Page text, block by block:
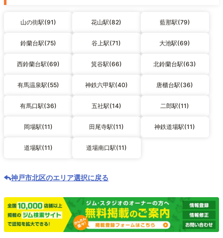
山の街駅(91) 花山駅(82) 藍那駅(79)
鈴蘭台駅(75) 谷上駅(71) 大池駅(69)
西鈴蘭台駅(69) 箕谷駅(66) 北鈴蘭台駅(63)
有馬温泉駅(55) 神鉄六甲駅(40) 唐櫃台駅(36)
有馬口駅(36) 五社駅(14) 二郎駅(11)
岡場駅(11) 田尾寺駅(11) 神鉄道場駅(11)
道場駅(11) 道場南口駅(11)
神戸市北区のエリア選択に戻る